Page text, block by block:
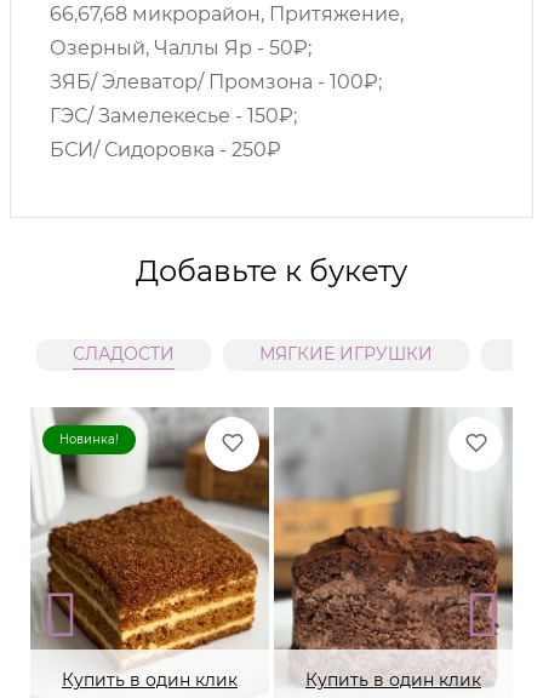
66,67,68 микрорайон, Притяжение,
Озерный, Чаллы Яр - 50₽;
ЗЯБ/ Элеватор/ Промзона - 100₽;
ГЭС/ Замелекесье - 150₽;
БСИ/ Сидоровка - 250₽
Добавьте к букету
СЛАДОСТИ МЯГКИЕ ИГРУШКИ
Новинка!
Купить в один клик Купить в один клик